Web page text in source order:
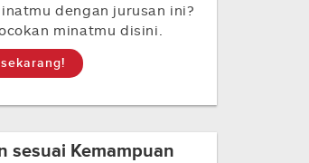
dengan jurusan ini?
minatmu disini.
sesuai Kemampuan